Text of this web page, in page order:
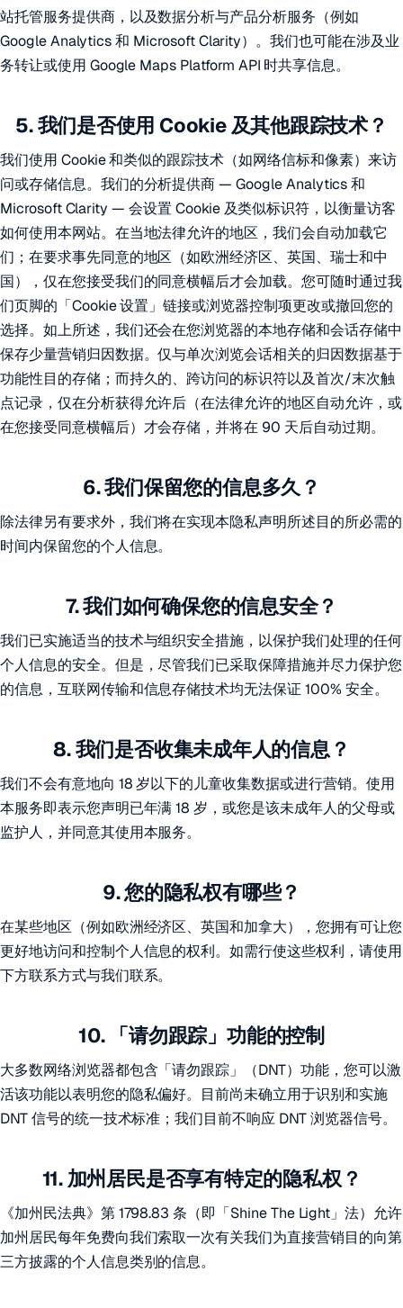
站托管服务提供商，以及数据分析与产品分析服务（例如
Google Analytics 和 Microsoft Clarity）。我们也可能在涉及业
务转让或使用 Google Maps Platform API 时共享信息。
5. 我们是否使用 Cookie 及其他跟踪技术？
我们使用 Cookie 和类似的跟踪技术（如网络信标和像素）来访
问或存储信息。我们的分析提供商 — Google Analytics 和
Microsoft Clarity — 会设置 Cookie 及类似标识符，以衡量访客
如何使用本网站。在当地法律允许的地区，我们会自动加载它
们；在要求事先同意的地区（如欧洲经济区、英国、瑞士和中
国），仅在您接受我们的同意横幅后才会加载。您可随时通过我
们页脚的「Cookie 设置」链接或浏览器控制项更改或撤回您的
选择。如上所述，我们还会在您浏览器的本地存储和会话存储中
保存少量营销归因数据。仅与单次浏览会话相关的归因数据基于
功能性目的存储；而持久的、跨访问的标识符以及首次/末次触
点记录，仅在分析获得允许后（在法律允许的地区自动允许，或
在您接受同意横幅后）才会存储，并将在 90 天后自动过期。
6. 我们保留您的信息多久？
除法律另有要求外，我们将在实现本隐私声明所述目的所必需的
时间内保留您的个人信息。
7. 我们如何确保您的信息安全？
我们已实施适当的技术与组织安全措施，以保护我们处理的任何
个人信息的安全。但是，尽管我们已采取保障措施并尽力保护您
的信息，互联网传输和信息存储技术均无法保证 100% 安全。
8. 我们是否收集未成年人的信息？
我们不会有意地向 18 岁以下的儿童收集数据或进行营销。使用
本服务即表示您声明已年满 18 岁，或您是该未成年人的父母或
监护人，并同意其使用本服务。
9. 您的隐私权有哪些？
在某些地区（例如欧洲经济区、英国和加拿大），您拥有可让您
更好地访问和控制个人信息的权利。如需行使这些权利，请使用
下方联系方式与我们联系。
10. 「请勿跟踪」功能的控制
大多数网络浏览器都包含「请勿跟踪」（DNT）功能，您可以激
活该功能以表明您的隐私偏好。目前尚未确立用于识别和实施
DNT 信号的统一技术标准；我们目前不响应 DNT 浏览器信号。
11. 加州居民是否享有特定的隐私权？
《加州民法典》第 1798.83 条（即「Shine The Light」法）允许
加州居民每年免费向我们索取一次有关我们为直接营销目的向第
三方披露的个人信息类别的信息。